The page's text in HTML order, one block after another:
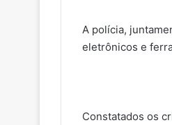
A polícia,
eletrônicos e
Constatados os